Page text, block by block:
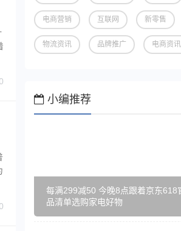
电商营销 互联网 新零售
物流资讯 品牌推广 电商资讯
小编推荐
每满299减50 今晚8点跟着京东618
品清单选购家电好物